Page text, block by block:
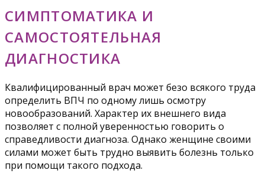
СИМПТОМАТИКА И
САМОСТОЯТЕЛЬНАЯ
ДИАГНОСТИКА
Квалифицированный врач может безо всякого труда
определить ВПЧ по одному лишь осмотру
новообразований. Характер их внешнего вида
позволяет с полной уверенностью говорить о
справедливости диагноза. Однако женщине своими
силами может быть трудно выявить болезнь только
при помощи такого подхода.